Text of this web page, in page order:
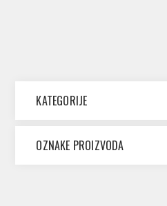
KATEGORIJE
OZNAKE PROIZVODA